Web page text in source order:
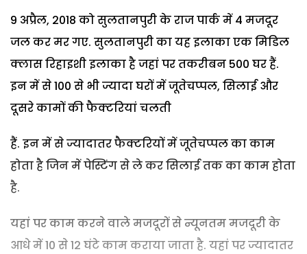
9 अप्रैल, 2018 को सुलतानपुरी के राज पार्क में 4 मजदूर
जल कर मर गए. सुलतानपुरी का यह इलाका एक मिडिल
क्लास रिहाइशी इलाका है जहां पर तकरीबन 500 घर हैं.
इन में से 100 से भी ज्यादा घरों में जूतेचप्पल, सिलाई और
दूसरे कामों की फैक्टरियां चलती
हैं. इन में से ज्यादातर फैक्टरियों में जूतेचप्पल का काम
होता है जिन में पेस्टिंग से ले कर सिलाई तक का काम होता
है.
यहां पर काम करने वाले मजदूरों से न्यूनतम मजदूरी के
आधे में 10 से 12 घंटे काम कराया जाता है. यहां पर ज्यादातर